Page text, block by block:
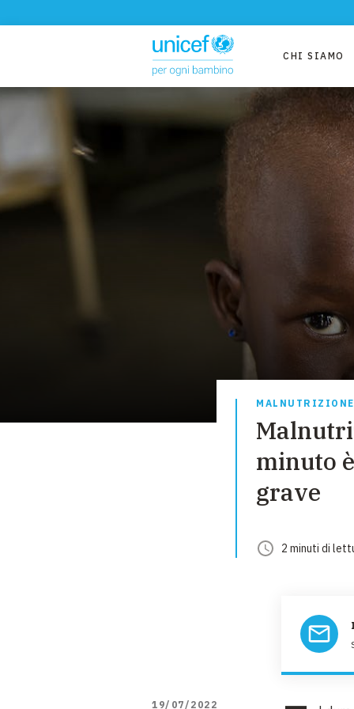
CHI SIAMO
MALNUTRIZIONE
minuto
grave
2 minuti di
19/07/2022